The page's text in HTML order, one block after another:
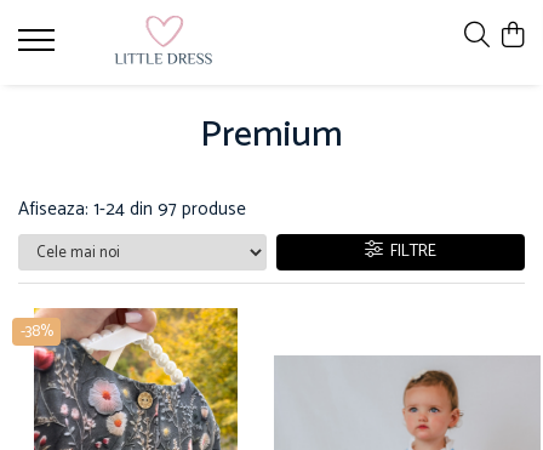
Premium
Afiseaza: 1-24din 97produse
FILTRE
-38%